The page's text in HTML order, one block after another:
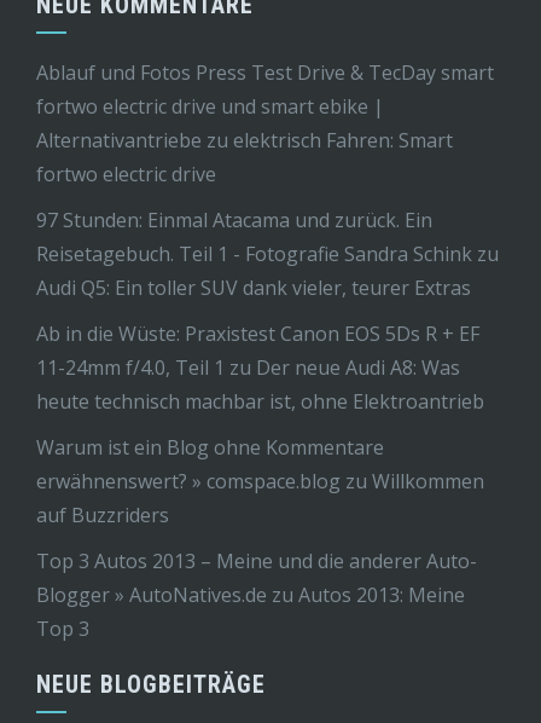
Ablauf und Fotos Press Test Drive & TecDay smart
fortwo electric drive und smart ebike |
Alternativantriebe zu elektrisch Fahren: Smart
fortwo electric drive
97 Stunden: Einmal Atacama und zurück. Ein
Reisetagebuch. Teil 1 - Fotografie Sandra Schink zu
Audi Q5: Ein toller SUV dank vieler, teurer Extras
Ab in die Wüste: Praxistest Canon EOS 5Ds R + EF
11-24mm f/4.0, Teil 1 zu Der neue Audi A8: Was
heute technisch machbar ist, ohne Elektroantrieb
Warum ist ein Blog ohne Kommentare
erwähnenswert? » comspace.blog zu Willkommen
auf Buzzriders
Top 3 Autos 2013 – Meine und die anderer Auto-
Blogger » AutoNatives.de zu Autos 2013: Meine
Top 3
NEUE BLOGBEITRÄGE